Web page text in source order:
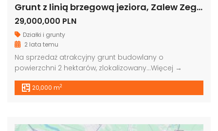
Grunt z linią brzegową jeziora, Zalew Zegrzyński
29,000,000 PLN
Działki i grunty
2 lata temu
Na sprzedaż atrakcyjny grunt budowlany o
powierzchni 2 hektarów, zlokalizowany…Więcej →
20,000 m2